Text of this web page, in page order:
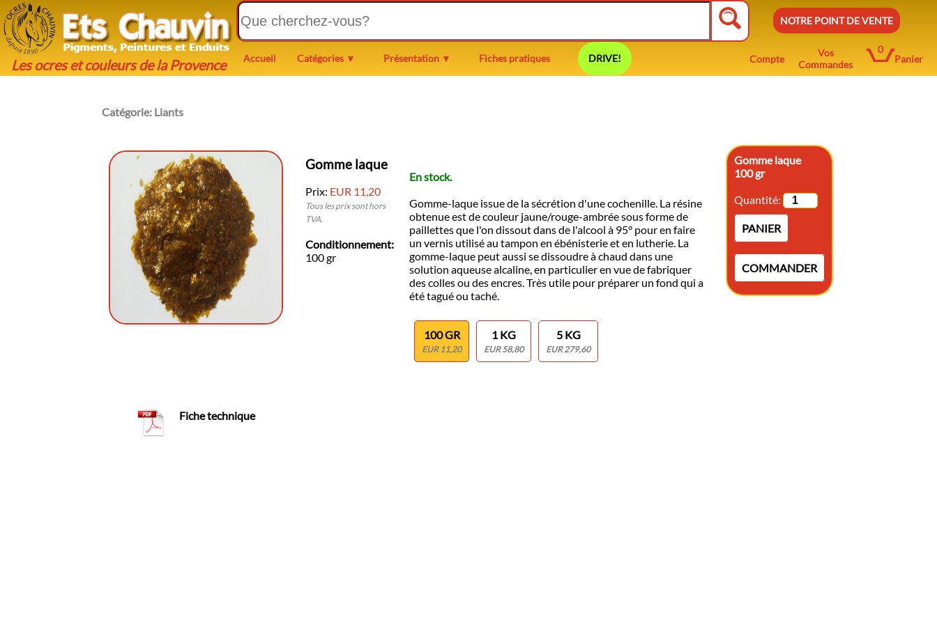
Les ocres et couleurs de la Provence
NOTRE POINT DE VENTE
Accueil Catégories ▼ Présentation ▼ Fiches pratiques DRIVE! Compte
Vos
Commandes
0
Panier
Catégorie: Liants
Gomme laque
Prix: EUR 11,20
Tous les prix sont hors
TVA.
Conditionnement:
100 gr
En stock.
Gomme-laque issue de la sécrétion d'une cochenille. La résine
obtenue est de couleur jaune/rouge-ambrée sous forme de
paillettes que l'on dissout dans de l'alcool à 95° pour en faire
un vernis utilisé au tampon en ébénisterie et en lutherie. La
gomme-laque peut aussi se dissoudre à chaud dans une
solution aqueuse alcaline, en particulier en vue de fabriquer
des colles ou des encres. Très utile pour préparer un fond qui a
été tagué ou taché.
100 GR
EUR 11,20
1 KG
EUR 58,80
5 KG
EUR 279,60
Gomme laque
100 gr
Quantité:
PANIER
COMMANDER
Fiche technique